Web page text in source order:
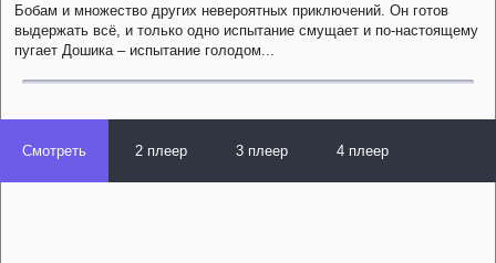
Бобам и множество других невероятных приключений. Он готов
выдержать всё, и только одно испытание смущает и по-настоящему
пугает Дошика – испытание голодом...
Смотреть 2 плеер 3 плеер 4 плеер